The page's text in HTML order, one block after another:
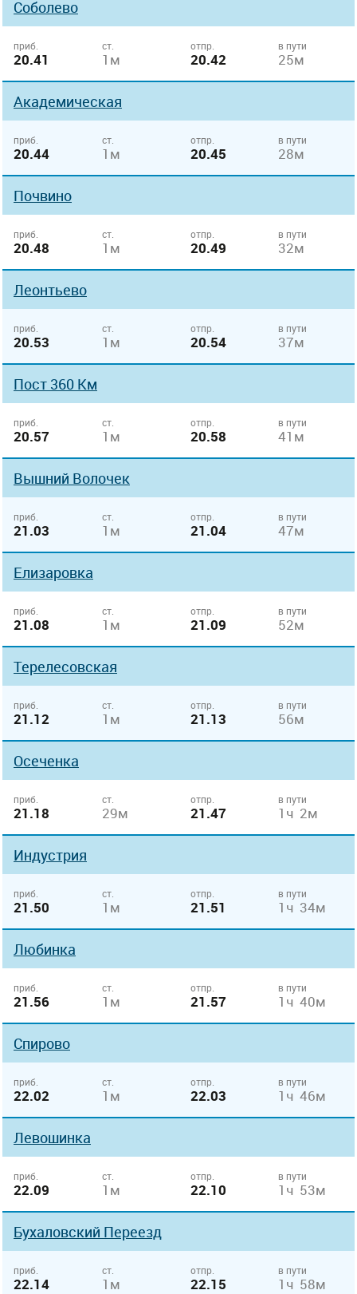
Соболево
приб.
20.41
ст.
1м
отпр.
20.42
в пути
25м
Академическая
приб.
20.44
ст.
1м
отпр.
20.45
в пути
28м
Почвино
приб.
20.48
ст.
1м
отпр.
20.49
в пути
32м
Леонтьево
приб.
20.53
ст.
1м
отпр.
20.54
в пути
37м
Пост 360 Км
приб.
20.57
ст.
1м
отпр.
20.58
в пути
41м
Вышний Волочек
приб.
21.03
ст.
1м
отпр.
21.04
в пути
47м
Елизаровка
приб.
21.08
ст.
1м
отпр.
21.09
в пути
52м
Терелесовская
приб.
21.12
ст.
1м
отпр.
21.13
в пути
56м
Осеченка
приб.
21.18
ст.
29м
отпр.
21.47
в пути
1ч 2м
Индустрия
приб.
21.50
ст.
1м
отпр.
21.51
в пути
1ч 34м
Любинка
приб.
21.56
ст.
1м
отпр.
21.57
в пути
1ч 40м
Спирово
приб.
22.02
ст.
1м
отпр.
22.03
в пути
1ч 46м
Левошинка
приб.
22.09
ст.
1м
отпр.
22.10
в пути
1ч 53м
Бухаловский Переезд
приб.
22.14
ст.
1м
отпр.
22.15
в пути
1ч 58м